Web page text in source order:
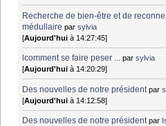
Recherche de bien-être et de
médullaire parsylvia
[Aujourd'hui à 14:27:45]
lcomment se faire peser ... parsylvia
[Aujourd'hui à 14:20:29]
Des nouvelles de notre président par
[Aujourd'hui à 14:12:58]
Des nouvelles de notre président par